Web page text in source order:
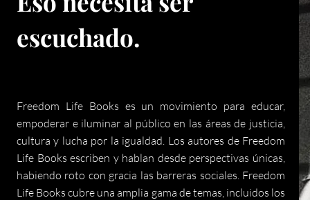
escuchado.
Freedom Life Books es un movimiento para educar,
empoderar e iluminar al público en las áreas de justicia,
cultura y lucha por la igualdad. Los autores de Freedom
Life Books escriben y hablan desde perspectivas únicas,
habiendo roto con gracia las barreras sociales. Freedom
Life Books cubre una amplia gama de temas, incluidos los